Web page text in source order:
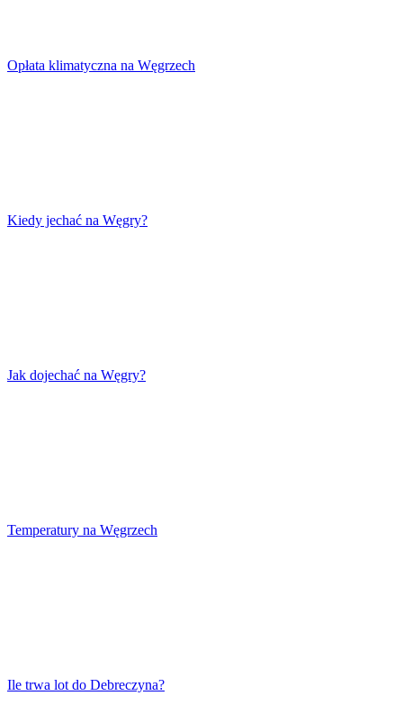
Opłata klimatyczna na Węgrzech
Kiedy jechać na Węgry?
Jak dojechać na Węgry?
Temperatury na Węgrzech
Ile trwa lot do Debreczyna?